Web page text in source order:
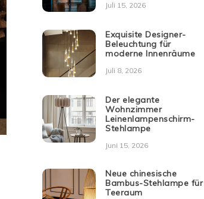
Juli 15, 2026
Exquisite Designer-
Beleuchtung für
moderne Innenräume
Juli 8, 2026
Der elegante
Wohnzimmer
Leinenlampenschirm-
Stehlampe
Juni 15, 2026
Neue chinesische
Bambus-Stehlampe für
Teeraum